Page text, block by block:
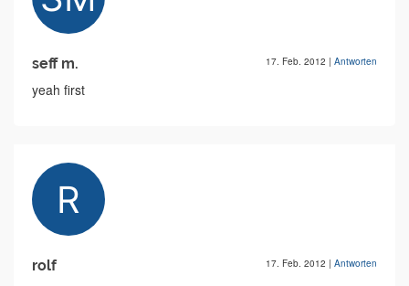
seff m. 17. Feb. 2012 | Antworten
yeah first
rolf 17. Feb. 2012 | Antworten